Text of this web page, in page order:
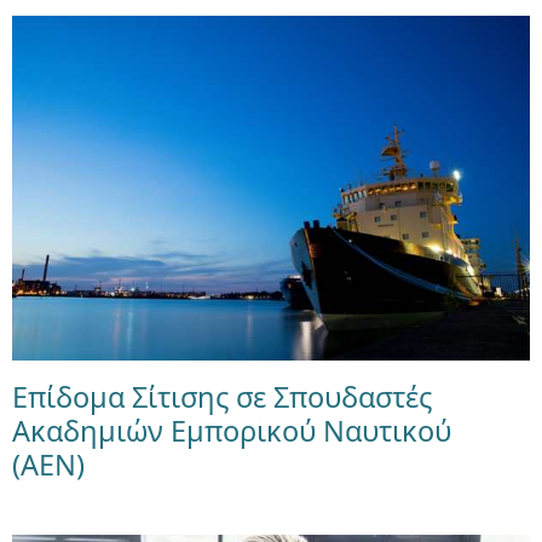
Επίδομα Σίτισης σε Σπουδαστές
Ακαδημιών Εμπορικού Ναυτικού
(ΑΕΝ)